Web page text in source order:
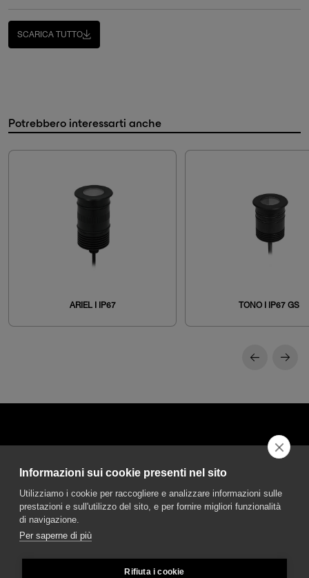
SCARICA TUTTO
Potrebbero interessarti anche
ARIEL I IP67 TONO I IP67 GS
50013 Campi Bisenzio Firenze - Italy
Informazioni sui cookie presenti nel sito
Utilizziamo i cookie per raccogliere e analizzare informazioni sulle
prestazioni e sull'utilizzo del sito, e per fornire migliori funzionalità
di navigazione.
Per saperne di più
Rifiuta i cookie